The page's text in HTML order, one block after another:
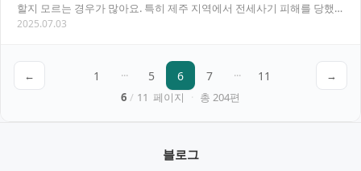
할지 모르는 경우가 많아요. 특히 제주 지역에서 전세사기 피해를 당했
다면, 제주사기 전문 변호사의 도움을 통해 효과…
2025.07.03
← 1 ··· 5 6 7 ··· 11
→
6 / 11 페이지 · 총 204편
블로그